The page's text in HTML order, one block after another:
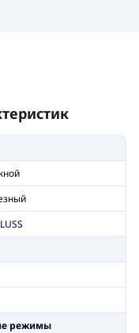
режимы